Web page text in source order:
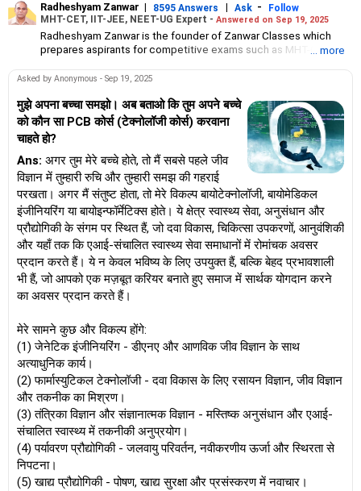
Radheshyam Zanwar | 8595 Answers | Ask -
Follow
MHT-CET, IIT-JEE, NEET-UG Expert - Answered on Sep 19, 2025
Radheshyam Zanwar is the founder of Zanwar Classes which
prepares aspirants for competitive exams such as MHT-CET, IIT-
Based in Aurangabad, Maharashtra, it provides coaching for
Since the last 25 years, Radheshyam has been teaching
mathematics to Class 11 and Class 12 students and coaching
them for engineering and medical entrance examinations.
Radheshyam completed his civil engineering from the
Government Engineering College in Aurangabad.
... more
Asked by Anonymous - Sep 19, 2025
मुझे अपना बच्चा समझो। अब बताओ कि तुम अपने बच्चे
को कौन सा PCB कोर्स (टेक्नोलॉजी कोर्स) करवाना
चाहते हो?
Ans: अगर तुम मेरे बच्चे होते, तो मैं सबसे पहले जीव
विज्ञान में तुम्हारी रुचि और तुम्हारी समझ की गहराई
परखता। अगर मैं संतुष्ट होता, तो मेरे विकल्प बायोटेक्नोलॉजी, बायोमेडिकल
इंजीनियरिंग या बायोइन्फॉर्मेटिक्स होते। ये क्षेत्र स्वास्थ्य सेवा, अनुसंधान और
प्रौद्योगिकी के संगम पर स्थित हैं, जो दवा विकास, चिकित्सा उपकरणों, आनुवंशिकी
और यहाँ तक कि एआई-संचालित स्वास्थ्य सेवा समाधानों में रोमांचक अवसर
प्रदान करते हैं। ये न केवल भविष्य के लिए उपयुक्त हैं, बल्कि बेहद प्रभावशाली
भी हैं, जो आपको एक मज़बूत करियर बनाते हुए समाज में सार्थक योगदान करने
का अवसर प्रदान करते हैं।
मेरे सामने कुछ और विकल्प होंगे:
(1) जेनेटिक इंजीनियरिंग - डीएनए और आणविक जीव विज्ञान के साथ
अत्याधुनिक कार्य।
(2) फार्मास्युटिकल टेक्नोलॉजी - दवा विकास के लिए रसायन विज्ञान, जीव विज्ञान
और तकनीक का मिश्रण।
(3) तंत्रिका विज्ञान और संज्ञानात्मक विज्ञान - मस्तिष्क अनुसंधान और एआई-
संचालित स्वास्थ्य में तकनीकी अनुप्रयोग।
(4) पर्यावरण प्रौद्योगिकी - जलवायु परिवर्तन, नवीकरणीय ऊर्जा और स्थिरता से
निपटना।
(5) खाद्य प्रौद्योगिकी - पोषण, खाद्य सुरक्षा और प्रसंस्करण में नवाचार।